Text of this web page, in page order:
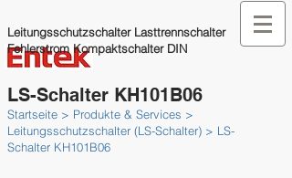
Leitungsschutzschalter Lasttrennschalter
Fehlerstrom Kompaktschalter DIN
LS-Schalter KH101B06
Startseite > Produkte & Services >
Leitungsschutzschalter (LS-­Schal­ter) > LS-
Schalter KH101B06